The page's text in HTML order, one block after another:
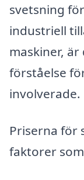
svetsning
industriell
maskiner,
förståelse
involverade.
Priserna för
faktorer